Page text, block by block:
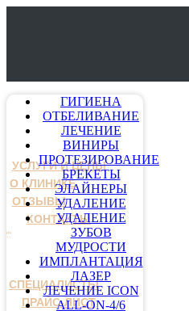
УСЛУГИ И ЦЕНЫ
О КЛИНИКЕ
ОТЗЫВЫ
КОНТАКТЫ
СПЕЦИАЛИСТЫ
ПРАЙС-ЛИСТ
ГИГИЕНА
ОТБЕЛИВАНИЕ
ЛЕЧЕНИЕ
ВИНИРЫ
ПРОТЕЗИРОВАНИЕ
БРЕКЕТЫ
ЭЛАЙНЕРЫ
УДАЛЕНИЕ
УДАЛЕНИЕ
ЗУБОВ
МУДРОСТИ
ИМПЛАНТАЦИЯ
ЛАЗЕР
ЛЕЧЕНИЕ ICON
ALL-ON-4/6